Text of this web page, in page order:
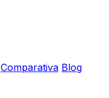
Comparativa Blog